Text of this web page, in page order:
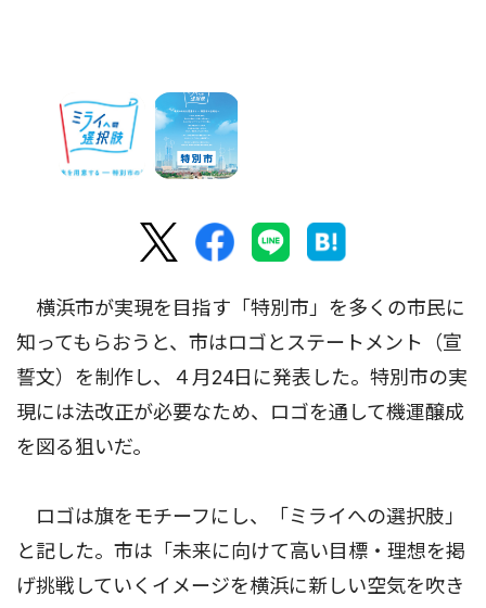
横浜市が実現を目指す「特別市」を多くの市民に
知ってもらおうと、市はロゴとステートメント（宣
誓文）を制作し、４月24日に発表した。特別市の実
現には法改正が必要なため、ロゴを通して機運醸成
を図る狙いだ。
ロゴは旗をモチーフにし、「ミライへの選択肢」
と記した。市は「未来に向けて高い目標・理想を掲
げ挑戦していくイメージを横浜に新しい空気を吹き